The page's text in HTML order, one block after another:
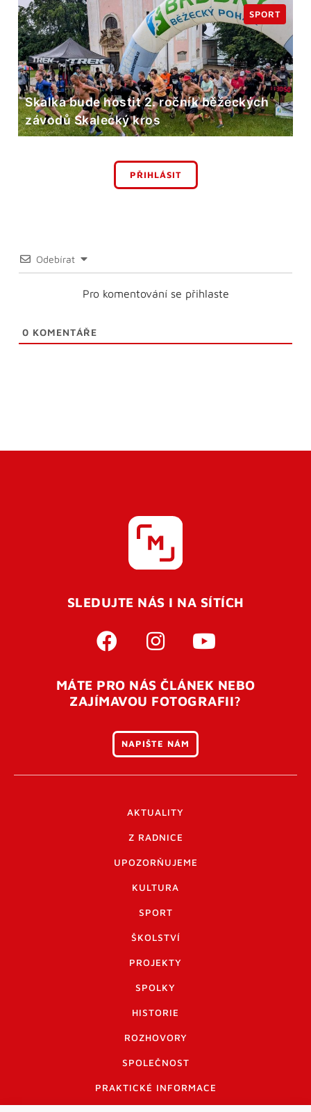
Skalka bude hostit 2. ročník běžeckých
závodů Skalecký kros
SPORT
PŘIHLÁSIT
Odebírat
Pro komentování se přihlaste
0 KOMENTÁŘE
SLEDUJTE NÁS I NA SÍTÍCH
MÁTE PRO NÁS ČLÁNEK NEBO
ZAJÍMAVOU FOTOGRAFII?
NAPIŠTE NÁM
AKTUALITY
Z RADNICE
UPOZORŇUJEME
KULTURA
SPORT
ŠKOLSTVÍ
PROJEKTY
SPOLKY
HISTORIE
ROZHOVORY
SPOLEČNOST
PRAKTICKÉ INFORMACE